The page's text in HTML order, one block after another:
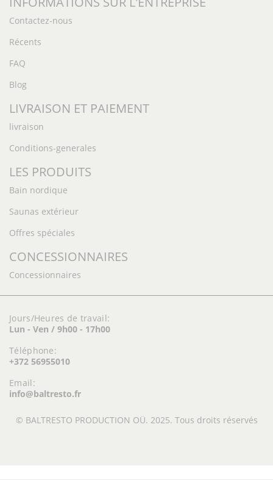
Contactez-nous
Récents
FAQ
Blog
LIVRAISON ET PAIEMENT
livraison
Conditions-generales
LES PRODUITS
Bain nordique
Saunas extérieur
Offres spéciales
CONCESSIONNAIRES
Concessionnaires
Jours/Heures de travail:
Lun - Ven / 9h00 - 17h00
Téléphone:
+372 56955010
Email:
info@baltresto.fr
© BALTRESTO PRODUCTION OÜ. 2025. Tous droits réservés